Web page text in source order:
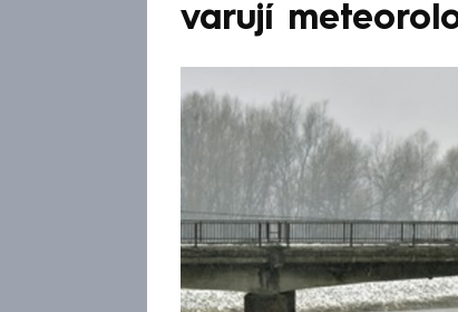
varují